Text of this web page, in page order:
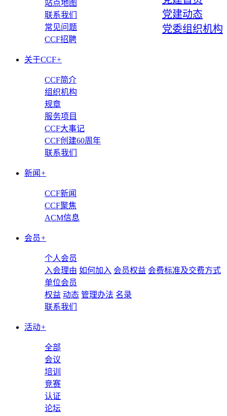
党建动态
党委组织机构
站点地图
联系我们
常见问题
CCF招聘
关于CCF+
CCF简介
组织机构
规章
服务项目
CCF大事记
CCF创建60周年
联系我们
新闻 +
CCF新闻
CCF聚焦
ACM信息
会员+
个人会员
入会理由 如何加入 会员权益 会费标准及交费方式
单位会员
权益 动态 管理办法 名录
联系我们
活动+
全部
会议
培训
竞赛
认证
论坛